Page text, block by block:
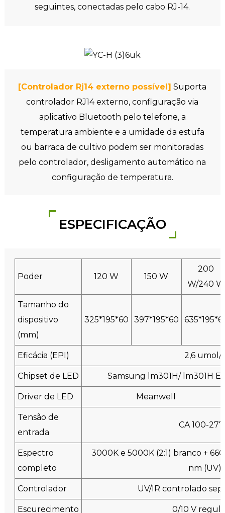
seguintes, conectadas pelo cabo RJ-14.
[Controlador Rj14 externo possível] Suporta
controlador RJ14 externo, configuração via
aplicativo Bluetooth pelo telefone, a
temperatura ambiente e a umidade da estufa
ou barraca de cultivo podem ser monitoradas
pelo controlador, desligamento automático na
configuração de temperatura.
ESPECIFICAÇÃO
Poder 120 W 150 W
200
W/240 W
Tamanho do
dispositivo
(mm)
325*195*60 397*195*60
Eficácia (EPI) 2,6 umol/
Chipset de LED Samsung lm301H/ lm301H
Driver de LED Meanwell
Tensão de
entrada
CA 100-
Espectro
completo
3000K e 5000K (2:1) branco +
nm (UV)
Controlador UV/IR controlado
Escurecimento 0/10 V